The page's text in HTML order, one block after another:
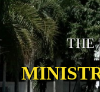
THE